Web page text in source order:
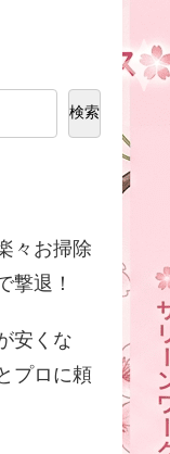
検索
々お掃除
撃退！
安くな
プロに頼